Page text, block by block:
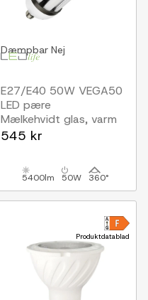
Dæmpbar Nej
E27/E40 50W VEGA50
LED pære
Mælkehvidt glas, varm
hvid
545 kr
5400lm 50W 360°
Produktdatablad